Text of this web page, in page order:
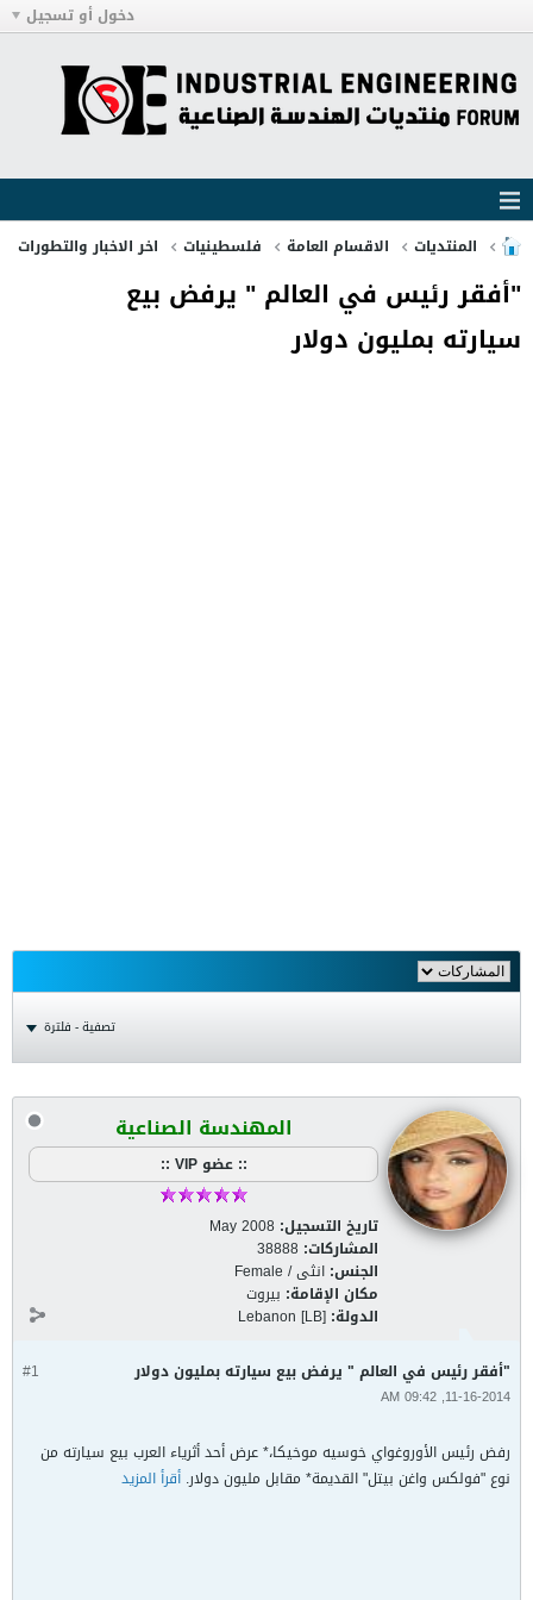
دخول أو تسجيل
المنتديات الاقسام العامة فلسطينيات اخر الاخبار والتطورات
"أفقر رئيس في العالم " يرفض بيع
سيارته بمليون دولار
تصفية - فلترة
المهندسة الصناعية
:: عضو VIP ::
تاريخ التسجيل: May 2008
المشاركات: 38888
الجنس: انثى / Female
مكان الإقامة: بيروت
الدولة: Lebanon [LB]
#1 "أفقر رئيس في العالم " يرفض بيع سيارته بمليون دولار
11-16-2014, 09:42 AM
رفض رئيس الأوروغواي خوسيه موخيكا،* عرض أحد أثرياء العرب بيع سيارته من
نوع "فولكس واغن بيتل" القديمة* مقابل مليون دولار. أقرأ المزيد